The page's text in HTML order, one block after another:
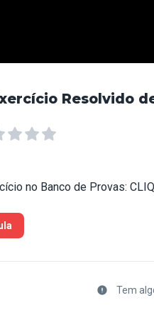
Resolvido
no Banco de Provas:
Tem